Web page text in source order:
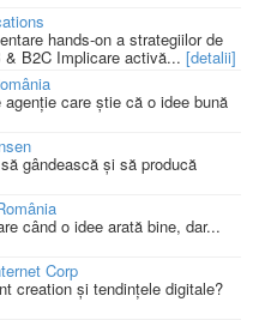
hands-on a strategiilor de
B2C Implicare activă... [detalii]
care știe că o idee bună
gândească și să producă
când o idee arată bine, dar...
Corp
creation și tendințele digitale?